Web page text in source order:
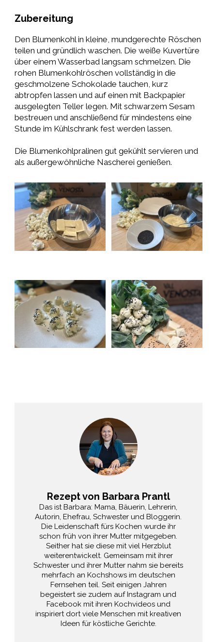
Zubereitung
Den Blumenkohl in kleine, mundgerechte Röschen
teilen und gründlich waschen. Die weiße Kuvertüre
über einem Wasserbad langsam schmelzen. Die
rohen Blumenkohlröschen vollständig in die
geschmolzene Schokolade tauchen, kurz
abtropfen lassen und auf einen mit Backpapier
ausgelegten Teller legen. Mit schwarzem Sesam
bestreuen und anschließend für mindestens eine
Stunde im Kühlschrank fest werden lassen.
Die Blumenkohlpralinen gut gekühlt servieren und
als außergewöhnliche Nascherei genießen.
Rezept von Barbara Prantl
Das ist Barbara: Mama, Bäuerin, Lehrerin,
Autorin, Ehefrau, Schwester und Bloggerin.
Die Leidenschaft fürs Kochen wurde ihr
schon früh von ihrer Mutter mitgegeben.
Seither hat sie diese mit viel Herzblut
weiterentwickelt. Gemeinsam mit ihrer
Schwester und ihrer Mutter nahm sie bereits
mehrfach an Kochshows im deutschen
Fernsehen teil. Seit einigen Jahren
begeistert sie zudem auf Instagram und
Facebook mit ihren Kochvideos und
inspiriert dort viele Menschen mit kreativen
Ideen für köstliche Gerichte.